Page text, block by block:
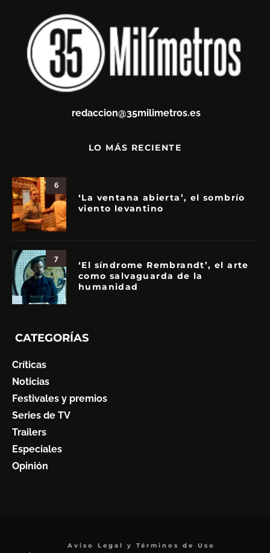
redaccion@35milimetros.es
LO MÁS RECIENTE
6
‘La ventana abierta’, el sombrío
viento levantino
7
‘El síndrome Rembrandt’, el arte
como salvaguarda de la
humanidad
CATEGORÍAS
Críticas
Noticias
Festivales y premios
Series de TV
Trailers
Especiales
Opinión
Aviso Legal y Términos de Uso